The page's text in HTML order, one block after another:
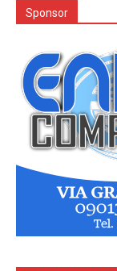
Sponsor